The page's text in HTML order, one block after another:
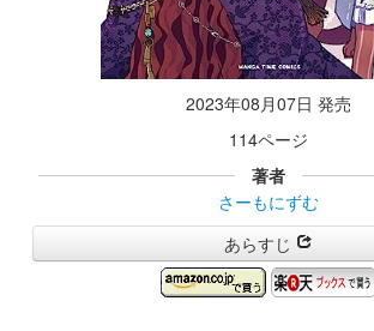
2023年08月07日 発売
114ページ
著者
さーもにずむ
あらすじ